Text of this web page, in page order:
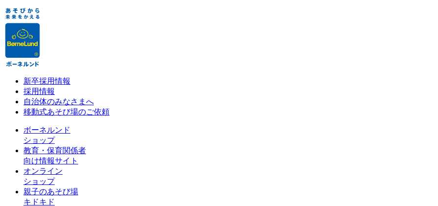
新卒採用情報
採用情報
自治体のみなさまへ
移動式あそび場のご依頼
ボーネルンド
ショップ
教育・保育関係者
向け情報サイト
オンライン
ショップ
親子のあそび場
キドキド